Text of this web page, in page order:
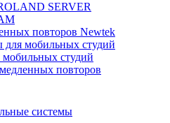
SERVER
повторов Newtek
для мобильных студий
студий
повторов
системы